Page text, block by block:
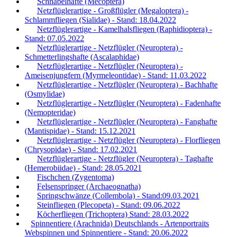
Netzflüglerartige - Großflügler (Megaloptera) -
Schlammfliegen (Sialidae) - Stand: 18.04.2022
Netzflüglerartige - Kamelhalsfliegen (Raphidioptera) -
Stand: 07.05.2022
Netzflüglerartige - Netzflügler (Neuroptera) -
Schmetterlingshafte (Ascalaphidae)
Netzflüglerartige - Netzflügler (Neuroptera) -
Ameisenjungfern (Myrmeleontidae) - Stand: 11.03.2022
Netzflüglerartige - Netzflügler (Neuroptera) - Bachhafte
(Osmylidae)
Netzflüglerartige - Netzflügler (Neuroptera) - Fadenhafte
(Nemopteridae)
Netzflüglerartige - Netzflügler (Neuroptera) - Fanghafte
(Mantispidae) - Stand: 15.12.2021
Netzflüglerartige - Netzflügler (Neuroptera) - Florfliegen
(Chrysopidae) - Stand: 17.02.2021
Netzflüglerartige - Netzflügler (Neuroptera) - Taghafte
(Hemerobiidae) - Stand: 28.05.2021
Fischchen (Zygentoma)
Felsenspringer (Archaeognatha)
Springschwänze (Collembola) - Stand:09.03.2021
Steinfliegen (Plecopeta) - Stand: 09.06.2022
Köcherfliegen (Trichoptera) Stand: 28.03.2022
Spinnentiere (Arachnida) Deutschlands - Artenportraits
Webspinnen und Spinnentiere - Stand: 20.06.2022